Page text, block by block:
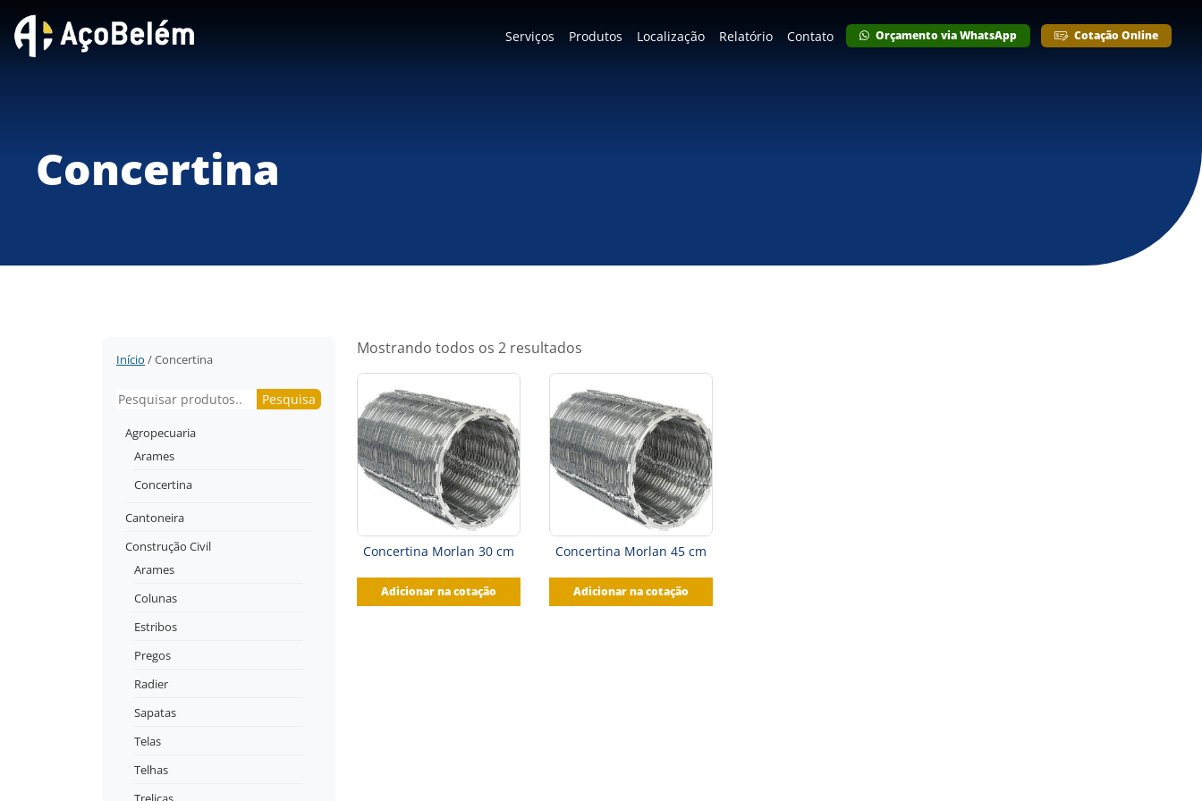
Serviços Produtos Localização Relatório Contato Orçamento via WhatsApp Cotação Online
Concertina
Início / Concertina
Pesquisar Pesquisa
Agropecuaria
Arames
Concertina
Cantoneira
Construção Civil
Arames
Colunas
Estribos
Pregos
Radier
Sapatas
Telas
Telhas
Mostrando todos os 2 resultados
Concertina Morlan 30 cm
Adicionar na cotação
Concertina Morlan 45 cm
Adicionar na cotação